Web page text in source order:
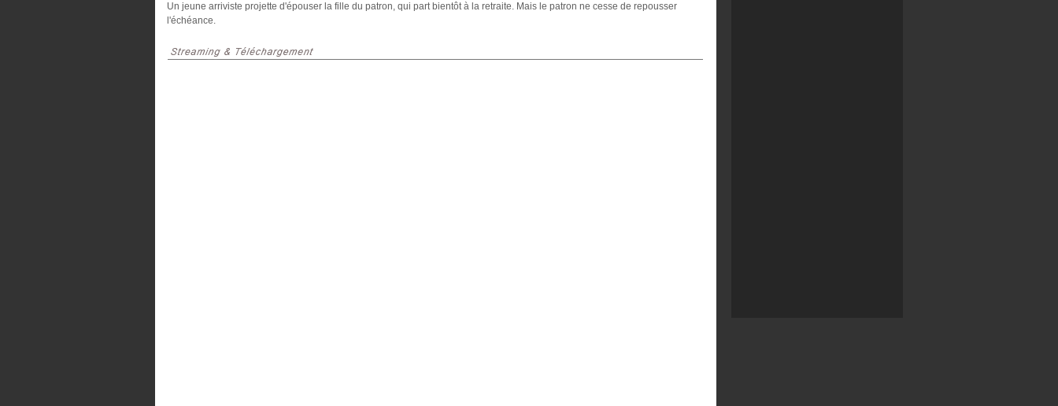
Un jeune arriviste projette d'épouser la fille du patron, qui part bientôt à la retraite. Mais le patron ne cesse de repousser
l'échéance.